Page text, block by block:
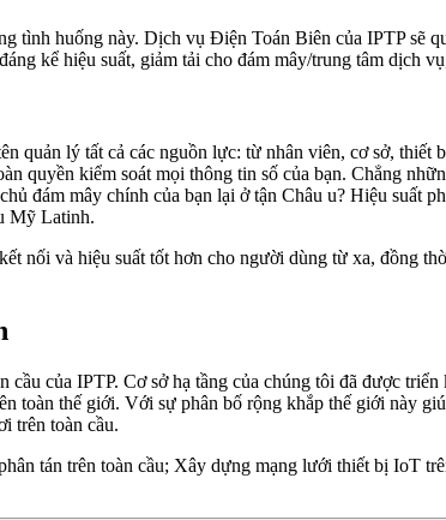
huống này. Dịch vụ Điện Toán Biên của IPTP sẽ
kể hiệu suất, giảm tải cho đám mây/trung tâm dịch
quản lý tất cả các nguồn lực: từ nhân viên, cơ sở,
quyền kiểm soát mọi thông tin số của bạn. Chẳng
đám mây chính của bạn lại ở tận Châu u? Hiệu suất
Mỹ Latinh.
và hiệu suất tốt hơn cho người dùng từ xa, đồng
của IPTP. Cơ sở hạ tầng của chúng tôi đã được
toàn thế giới. Với sự phân bố rộng khắp thế giới này
trên toàn cầu.
tán trên toàn cầu; Xây dựng mạng lưới thiết bị IoT